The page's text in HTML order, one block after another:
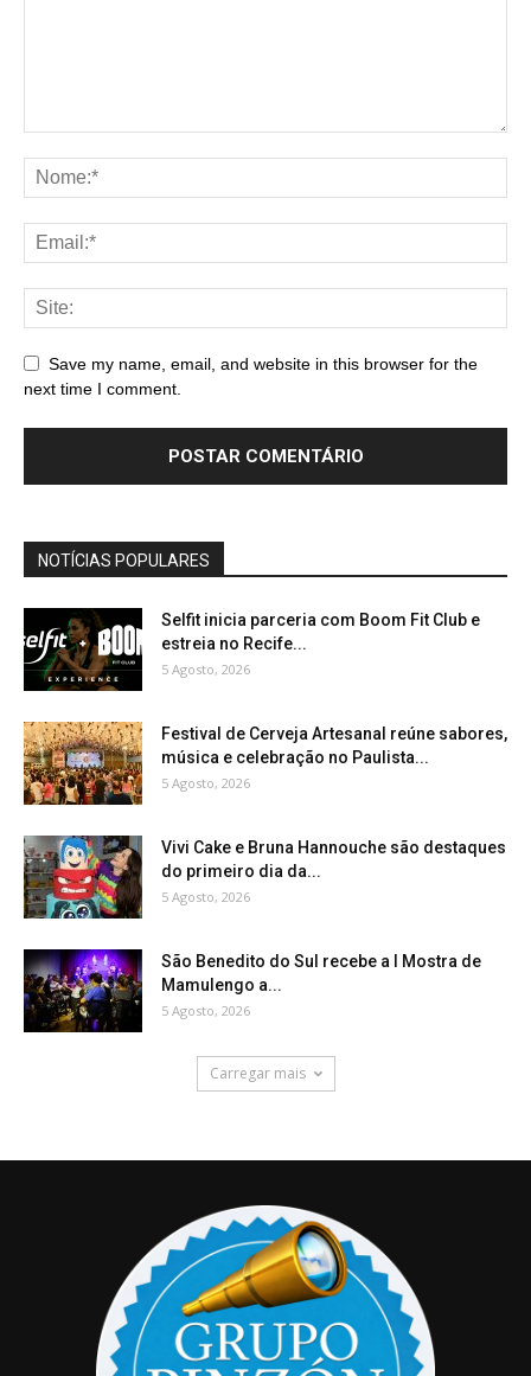
Save my name, email, and website in this browser for the
next time I comment.
NOTÍCIAS POPULARES
Selfit inicia parceria com Boom Fit Club e
estreia no Recife...
5 Agosto, 2026
Festival de Cerveja Artesanal reúne sabores,
música e celebração no Paulista...
5 Agosto, 2026
Vivi Cake e Bruna Hannouche são destaques
do primeiro dia da...
5 Agosto, 2026
São Benedito do Sul recebe a I Mostra de
Mamulengo a...
5 Agosto, 2026
Carregar mais